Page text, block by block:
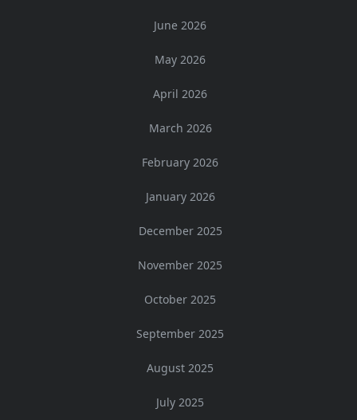
June 2026
May 2026
April 2026
March 2026
February 2026
January 2026
December 2025
November 2025
October 2025
September 2025
August 2025
July 2025